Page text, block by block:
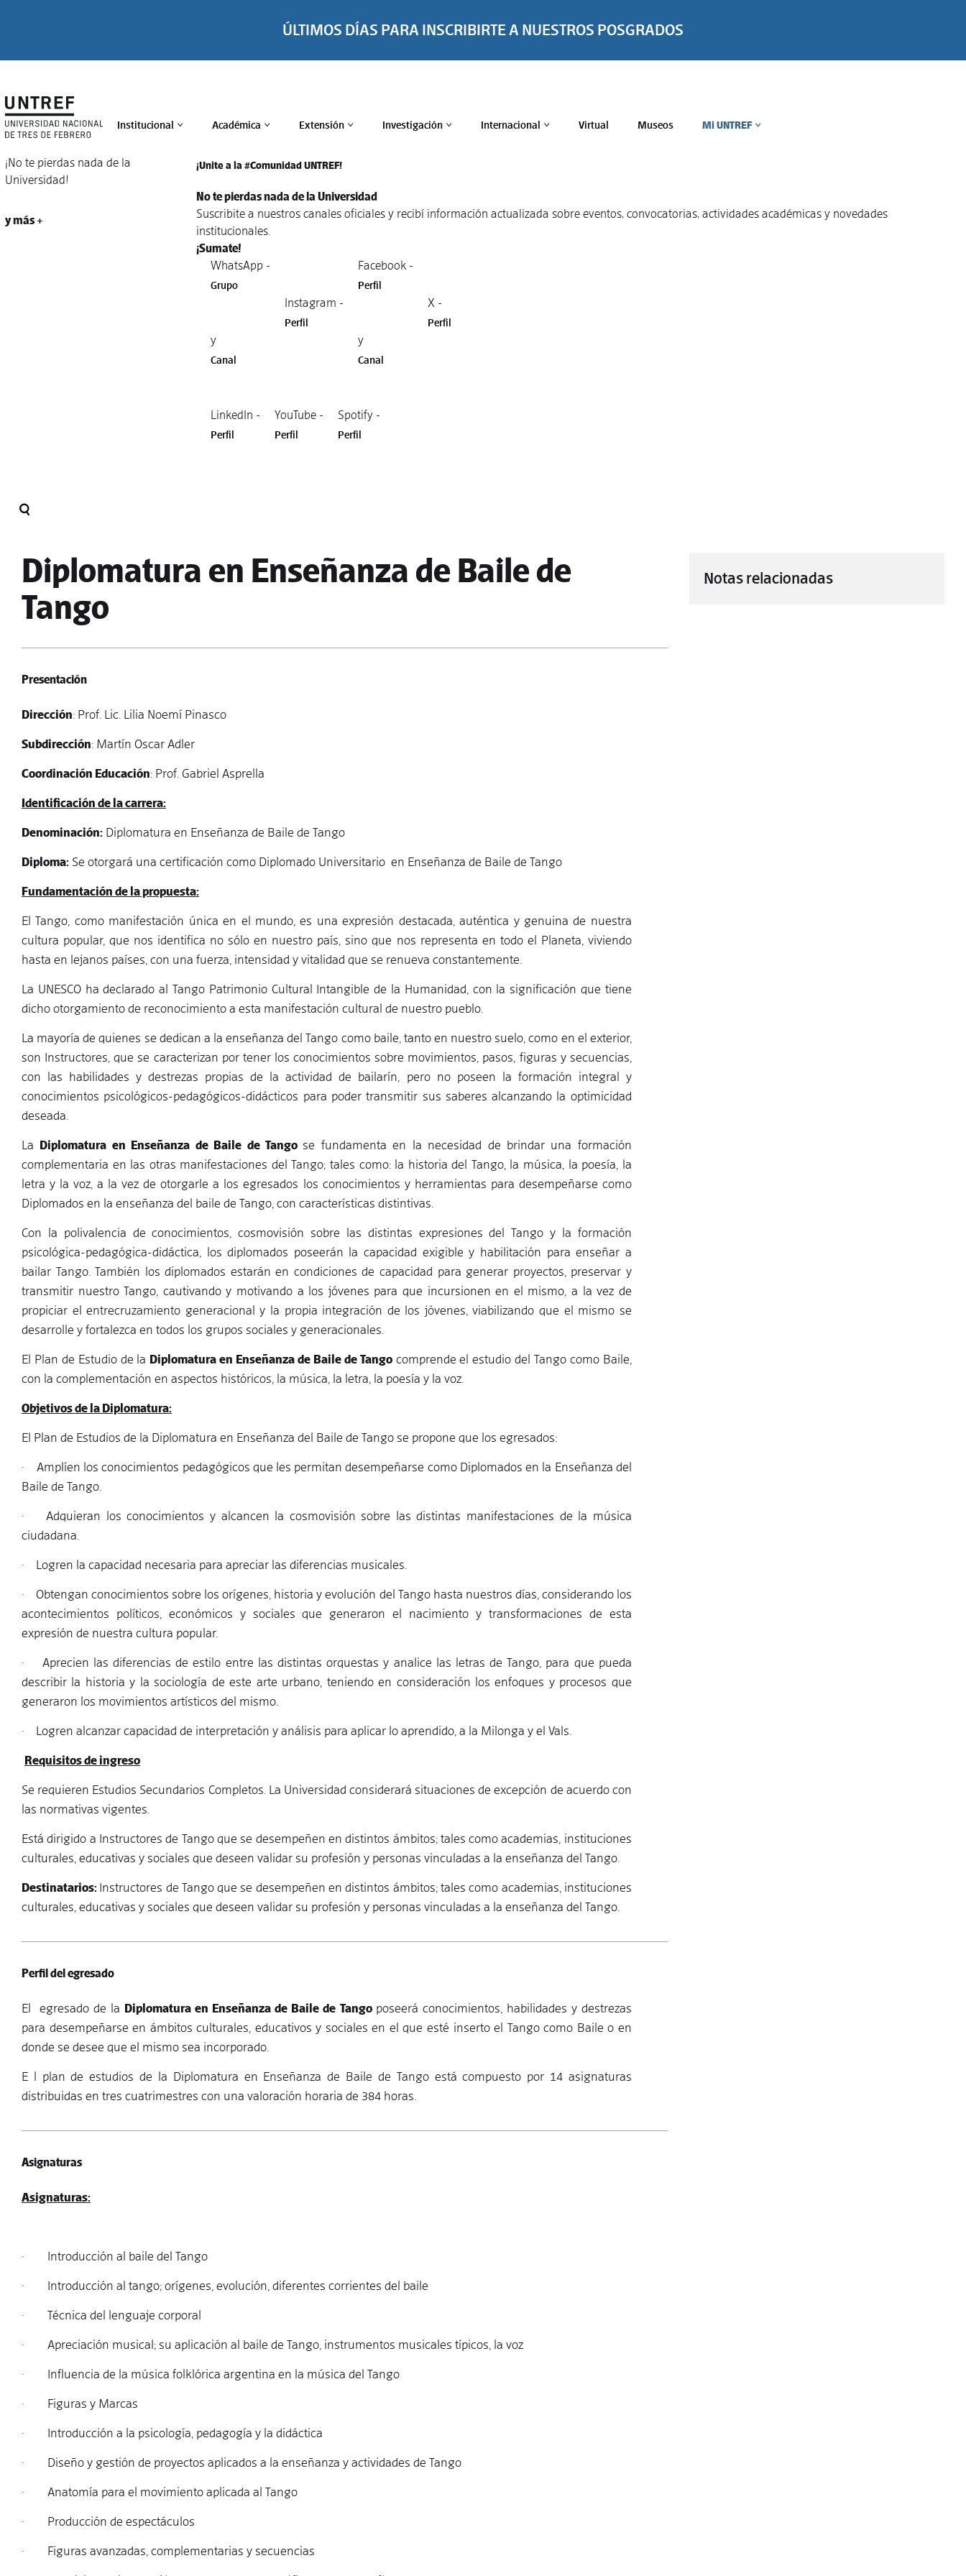
ÚLTIMOS DÍAS PARA INSCRIBIRTE A NUESTROS POSGRADOS
Institucional > Académica > Extensión > Investigación > Internacional > Virtual Museos Mi UNTREF >
¡No te pierdas nada de la
Universidad!
y más +
¡Unite a la #Comunidad UNTREF!
No te pierdas nada de la Universidad
Suscribite a nuestros canales oficiales y recibí información actualizada sobre eventos, convocatorias, actividades académicas y novedades
institucionales.
¡Sumate!
WhatsApp -
Grupo
y
Canal
Instagram -
Perfil
Facebook -
Perfil
y
Canal
X -
Perfil
LinkedIn -
Perfil
YouTube -
Perfil
Spotify -
Perfil
Diplomatura en Enseñanza de Baile de
Tango
Presentación
Dirección: Prof. Lic. Lilia Noemí Pinasco
Subdirección: Martín Oscar Adler
Coordinación Educación: Prof. Gabriel Asprella
Identificación de la carrera:
Denominación: Diplomatura en Enseñanza de Baile de Tango
Diploma: Se otorgará una certificación como Diplomado Universitario en Enseñanza de Baile de Tango
Fundamentación de la propuesta:
El Tango, como manifestación única en el mundo, es una expresión destacada, auténtica y genuina de nuestra
cultura popular, que nos identifica no sólo en nuestro país, sino que nos representa en todo el Planeta, viviendo
hasta en lejanos países, con una fuerza, intensidad y vitalidad que se renueva constantemente.
La UNESCO ha declarado al Tango Patrimonio Cultural Intangible de la Humanidad, con la significación que tiene
dicho otorgamiento de reconocimiento a esta manifestación cultural de nuestro pueblo.
La mayoría de quienes se dedican a la enseñanza del Tango como baile, tanto en nuestro suelo, como en el exterior,
son Instructores, que se caracterizan por tener los conocimientos sobre movimientos, pasos, figuras y secuencias,
con las habilidades y destrezas propias de la actividad de bailarín, pero no poseen la formación integral y
conocimientos psicológicos-pedagógicos-didácticos para poder transmitir sus saberes alcanzando la optimicidad
deseada.
LaDiplomatura en Enseñanza de Baile de Tangose fundamenta en la necesidad de brindar una formación
complementaria en las otras manifestaciones del Tango; tales como: la historia del Tango, la música, la poesía, la
letra y la voz, a la vez de otorgarle a los egresados los conocimientos y herramientas para desempeñarse como
Diplomados en la enseñanza del baile de Tango, con características distintivas.
Con la polivalencia de conocimientos, cosmovisión sobre las distintas expresiones del Tango y la formación
psicológica-pedagógica-didáctica, los diplomados poseerán la capacidad exigible y habilitación para enseñar a
bailar Tango. También los diplomados estarán en condiciones de capacidad para generar proyectos, preservar y
transmitir nuestro Tango, cautivando y motivando a los jóvenes para que incursionen en el mismo, a la vez de
propiciar el entrecruzamiento generacional y la propia integración de los jóvenes, viabilizando que el mismo se
desarrolle y fortalezca en todos los grupos sociales y generacionales.
El Plan de Estudio de laDiplomatura en Enseñanza de Baile de Tangocomprende el estudio del Tango como Baile,
con la complementación en aspectos históricos, la música, la letra, la poesía y la voz.
Objetivos de la Diplomatura:
El Plan de Estudios de la Diplomatura en Enseñanza del Baile de Tango se propone que los egresados:
· Amplíen los conocimientos pedagógicos que les permitan desempeñarse como Diplomados en la Enseñanza del
Baile de Tango.
· Adquieran los conocimientos y alcancen la cosmovisión sobre las distintas manifestaciones de la música
ciudadana.
· Logren la capacidad necesaria para apreciar las diferencias musicales.
· Obtengan conocimientos sobre los orígenes, historia y evolución del Tango hasta nuestros días, considerando los
acontecimientos políticos, económicos y sociales que generaron el nacimiento y transformaciones de esta
expresión de nuestra cultura popular.
· Aprecien las diferencias de estilo entre las distintas orquestas y analice las letras de Tango, para que pueda
describir la historia y la sociología de este arte urbano, teniendo en consideración los enfoques y procesos que
generaron los movimientos artísticos del mismo.
· Logren alcanzar capacidad de interpretación y análisis para aplicar lo aprendido, a la Milonga y el Vals.
Requisitos de ingreso
Se requieren Estudios Secundarios Completos. La Universidad considerará situaciones de excepción de acuerdo con
las normativas vigentes.
Está dirigido a Instructores de Tango que se desempeñen en distintos ámbitos; tales como academias, instituciones
culturales, educativas y sociales que deseen validar su profesión y personas vinculadas a la enseñanza del Tango.
Destinatarios: Instructores de Tango que se desempeñen en distintos ámbitos; tales como academias, instituciones
culturales, educativas y sociales que deseen validar su profesión y personas vinculadas a la enseñanza del Tango.
Perfil del egresado
El egresado de laDiplomatura en Enseñanza de Baile de Tango poseerá conocimientos, habilidades y destrezas
para desempeñarse en ámbitos culturales, educativos y sociales en el que esté inserto el Tango como Baile o en
donde se desee que el mismo sea incorporado.
E l plan de estudios de la Diplomatura en Enseñanza de Baile de Tango está compuesto por 14 asignaturas
distribuidas en tres cuatrimestres con una valoración horaria de 384 horas.
Asignaturas
Asignaturas:
· Introducción al baile del Tango
· Introducción al tango; orígenes, evolución, diferentes corrientes del baile
· Técnica del lenguaje corporal
· Apreciación musical; su aplicación al baile de Tango, instrumentos musicales típicos, la voz
· Influencia de la música folklórica argentina en la música del Tango
· Figuras y Marcas
· Introducción a la psicología, pedagogía y la didáctica
· Diseño y gestión de proyectos aplicados a la enseñanza y actividades de Tango
· Anatomía para el movimiento aplicada al Tango
· Producción de espectáculos
· Figuras avanzadas, complementarias y secuencias
Notas relacionadas